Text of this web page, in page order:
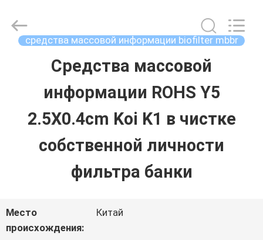
ДОМОЙ
ПРОДУКТЫ
ЭКСКУРСИЯ
LuoX
Plastic
CO.,LTD.
средства массовой информации biofilter mbbr
Средства массовой
информации ROHS Y5
2.5X0.4cm Koi K1 в чистке
собственной личности
фильтра банки
Место
происхождения:
Китай